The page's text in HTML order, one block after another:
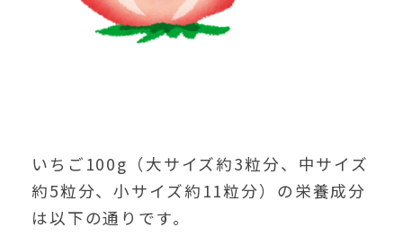
いちご100g（大サイズ約3粒分、中サイズ
約5粒分、小サイズ約11粒分）の栄養成分
は以下の通りです。